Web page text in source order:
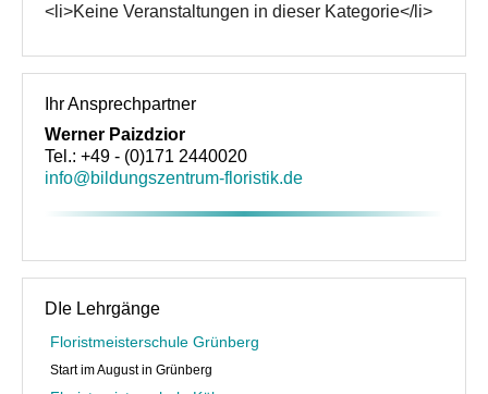
Floristik Event
Floristik Verkauf
Floristik Business
Buchungen
Lehrgänge
Floristmeisterlehrgäng der GBF in Grünberg und in
<li>Keine Veranstaltungen in dieser Kategorie</li>
Ihr Ansprechpartner
Werner Paizdzior
Tel.: +49 - (0)171 2440020
info@bildungszentrum-floristik.de
DIe Lehrgänge
Floristmeisterschule Grünberg
Start im August in Grünberg